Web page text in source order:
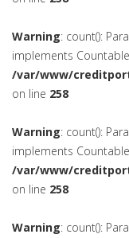
Warning: count():
implements
/var/www/
on line 258
Warning: count():
implements
/var/www/
on line 258
Warning: count():